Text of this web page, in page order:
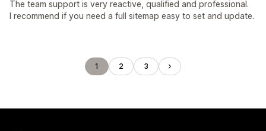
The team support is very reactive, qualified and professional.
I recommend if you need a full sitemap easy to set and update.
1 2 3